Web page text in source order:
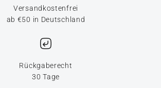
Versandkostenfrei
ab €50 in Deutschland
Rückgaberecht
30 Tage